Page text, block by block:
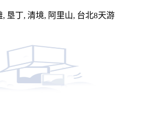
垦丁, 清境, 阿里山, 台北8天游